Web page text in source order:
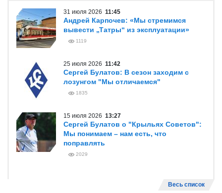
31 июля 2026 11:45
Андрей Карпочев: «Мы стремимся
вывести „Татры“ из эксплуатации»
1119
25 июля 2026 11:42
Сергей Булатов: В сезон заходим с
лозунгом "Мы отличаемся"
1835
15 июля 2026 13:27
Сергей Булатов о "Крыльях Советов":
Мы понимаем – нам есть, что
поправлять
2029
Весь список